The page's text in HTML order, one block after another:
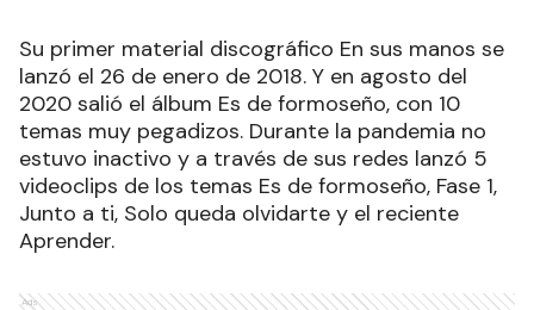
Su primer material discográfico En sus manos se
lanzó el 26 de enero de 2018. Y en agosto del
2020 salió el álbum Es de formoseño, con 10
temas muy pegadizos. Durante la pandemia no
estuvo inactivo y a través de sus redes lanzó 5
videoclips de los temas Es de formoseño, Fase 1,
Junto a ti, Solo queda olvidarte y el reciente
Aprender.
Ads